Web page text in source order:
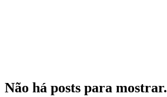
Não há posts para mostrar.